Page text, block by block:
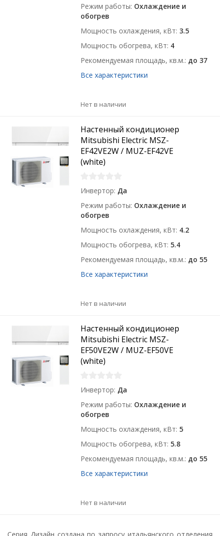
Режим работы Охлаждение и
обогрев
Мощность охлаждения, кВт 3.5
Мощность обогрева, кВт 4
Рекомендуемая площадь, кв.м. до 37
Все характеристики
Нет в наличии
Настенный кондиционер
Mitsubishi Electric MSZ-
EF42VE2W / MUZ-EF42VE
(white)
Инвертор Да
Режим работы Охлаждение и
обогрев
Мощность охлаждения, кВт 4.2
Мощность обогрева, кВт 5.4
Рекомендуемая площадь, кв.м. до 55
Все характеристики
Нет в наличии
Настенный кондиционер
Mitsubishi Electric MSZ-
EF50VE2W / MUZ-EF50VE
(white)
Инвертор Да
Режим работы Охлаждение и
обогрев
Мощность охлаждения, кВт 5
Мощность обогрева, кВт 5.8
Рекомендуемая площадь, кв.м. до 55
Все характеристики
Нет в наличии